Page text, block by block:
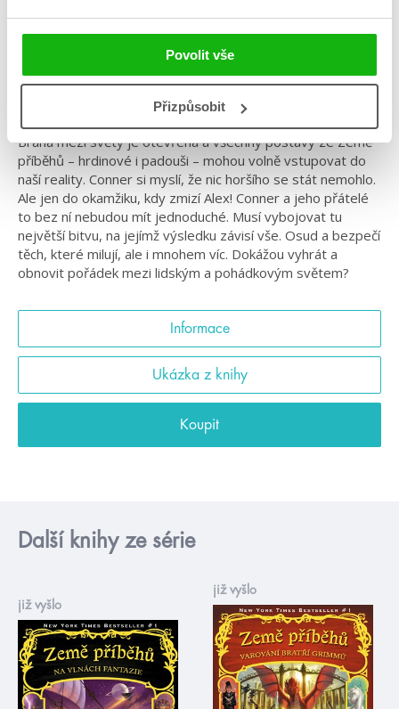
Povolit vše
Přizpůsobit
#chriscolfer #království #oláskutunejde #zeměpříběhů
Velkolepé finále je tady! Závěrečný díl úspěšné série
Brána mezi světy je otevřena a všechny postavy ze Země
příběhů – hrdinové i padouši – mohou volně vstupovat do
naší reality. Conner si myslí, že nic horšího se stát nemohlo.
Ale jen do okamžiku, kdy zmizí Alex! Conner a jeho přátelé
to bez ní nebudou mít jednoduché. Musí vybojovat tu
největší bitvu, na jejímž výsledku závisí vše. Osud a bezpečí
těch, které milují, ale i mnohem víc. Dokážou vyhrát a
obnovit pořádek mezi lidským a pohádkovým světem?
Informace
Ukázka z knihy
Koupit
Další knihy ze série
již vyšlo
již vyšlo